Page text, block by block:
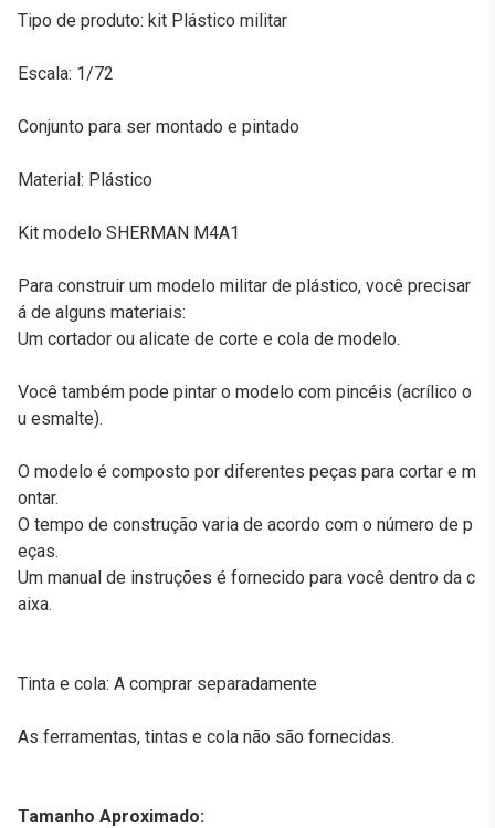
Tipo de produto: kit Plástico militar
Escala: 1/72
Conjunto para ser montado e pintado
Material: Plástico
Kit modelo SHERMAN M4A1
Para construir um modelo militar de plástico, você precisar
á de alguns materiais:
Um cortador ou alicate de corte e cola de modelo.
Você também pode pintar o modelo com pincéis (acrílico o
u esmalte).
O modelo é composto por diferentes peças para cortar e m
ontar.
O tempo de construção varia de acordo com o número de p
eças.
Um manual de instruções é fornecido para você dentro da c
aixa.
Tinta e cola: A comprar separadamente
As ferramentas, tintas e cola não são fornecidas.
Tamanho Aproximado: